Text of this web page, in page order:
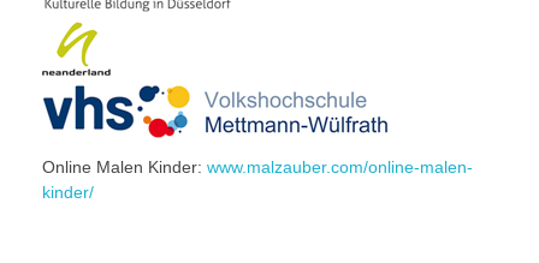
Online Malen Kinder: www.malzauber.com/online-malen-
kinder/